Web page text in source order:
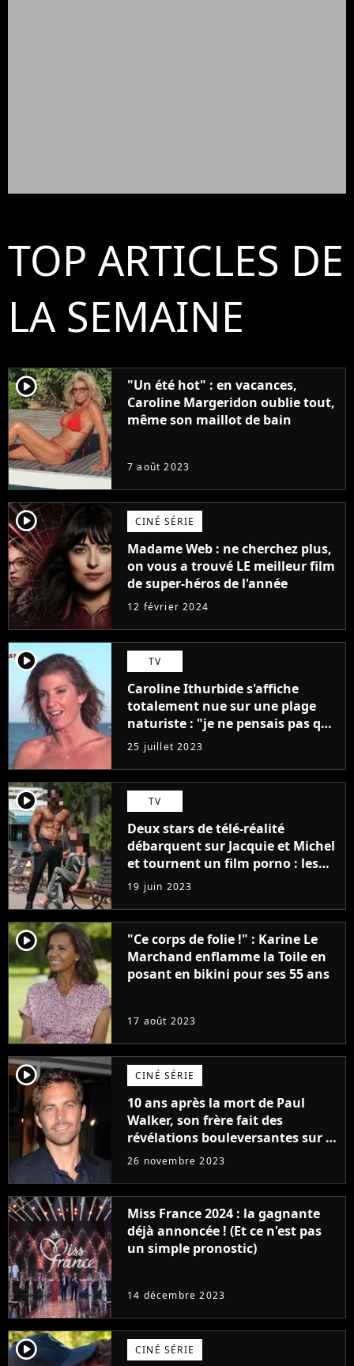
TOP ARTICLES DE
LA SEMAINE
player2
"Un été hot" : en vacances,
Caroline Margeridon oublie tout,
même son maillot de bain
7 août 2023
player2 CINÉ SÉRIE
Madame Web : ne cherchez plus,
on vous a trouvé LE meilleur film
de super-héros de l'année
12 février 2024
player2 TV
Caroline Ithurbide s'affiche
totalement nue sur une plage
naturiste : "je ne pensais pas que
j'arriverais à le faire..."
25 juillet 2023
player2 TV
Deux stars de télé-réalité
débarquent sur Jacquie et Michel
et tournent un film porno : les
premières images du tournage
(exclu)
19 juin 2023
player2
"Ce corps de folie !" : Karine Le
Marchand enflamme la Toile en
posant en bikini pour ses 55 ans
17 août 2023
player2 CINÉ SÉRIE
10 ans après la mort de Paul
Walker, son frère fait des
révélations bouleversantes sur la
réaction des acteurs de Fast and
26 novembre 2023
Miss France 2024 : la gagnante
déjà annoncée ! (Et ce n'est pas
un simple pronostic)
14 décembre 2023
player2 CINÉ SÉRIE